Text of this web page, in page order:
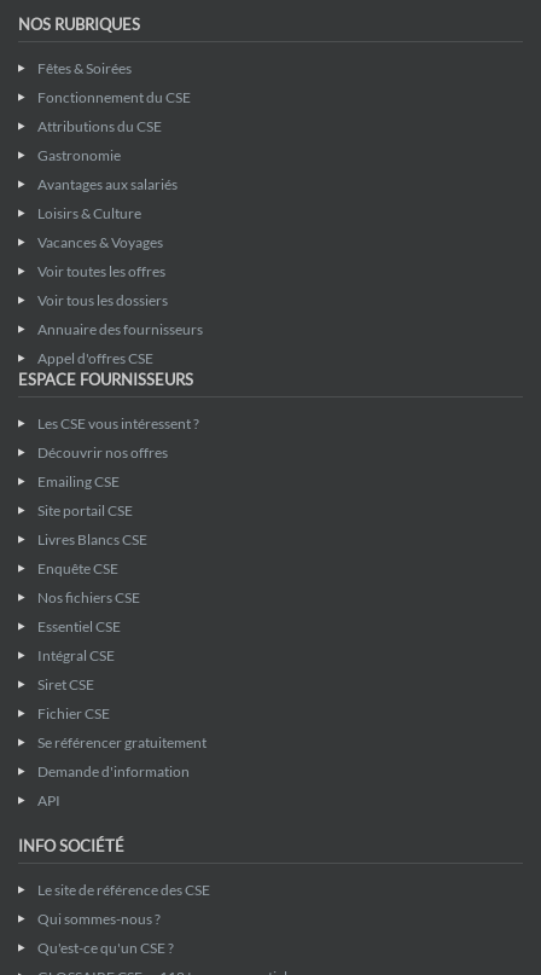
NOS RUBRIQUES
Fêtes & Soirées
Fonctionnement du CSE
Attributions du CSE
Gastronomie
Avantages aux salariés
Loisirs & Culture
Vacances & Voyages
Voir toutes les offres
Voir tous les dossiers
Annuaire des fournisseurs
Appel d'offres CSE
ESPACE FOURNISSEURS
Les CSE vous intéressent ?
Découvrir nos offres
Emailing CSE
Site portail CSE
Livres Blancs CSE
Enquête CSE
Nos fichiers CSE
Essentiel CSE
Intégral CSE
Siret CSE
Fichier CSE
Se référencer gratuitement
Demande d'information
API
INFO SOCIÉTÉ
Le site de référence des CSE
Qui sommes-nous ?
Qu'est-ce qu'un CSE ?